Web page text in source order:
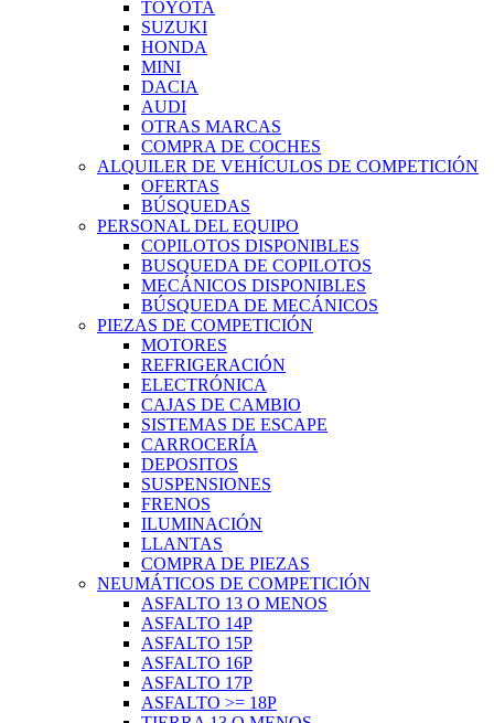
TOYOTA
SUZUKI
HONDA
MINI
DACIA
AUDI
OTRAS MARCAS
COMPRA DE COCHES
ALQUILER DE VEHÍCULOS DE COMPETICIÓN
OFERTAS
BÚSQUEDAS
PERSONAL DEL EQUIPO
COPILOTOS DISPONIBLES
BUSQUEDA DE COPILOTOS
MECÁNICOS DISPONIBLES
BÚSQUEDA DE MECÁNICOS
PIEZAS DE COMPETICIÓN
MOTORES
REFRIGERACIÓN
ELECTRÓNICA
CAJAS DE CAMBIO
SISTEMAS DE ESCAPE
CARROCERÍA
DEPOSITOS
SUSPENSIONES
FRENOS
ILUMINACIÓN
LLANTAS
COMPRA DE PIEZAS
NEUMÁTICOS DE COMPETICIÓN
ASFALTO 13 O MENOS
ASFALTO 14P
ASFALTO 15P
ASFALTO 16P
ASFALTO 17P
ASFALTO >= 18P